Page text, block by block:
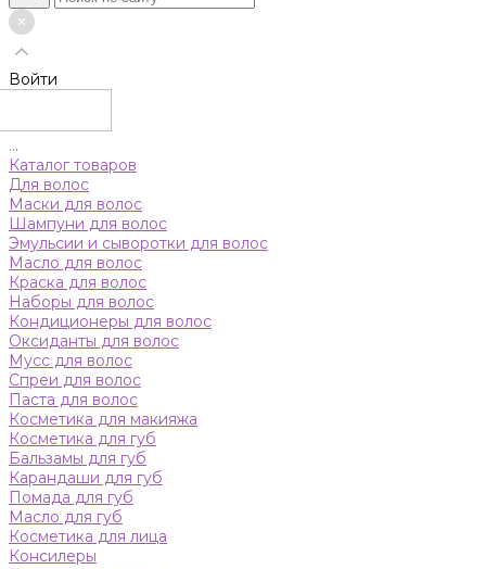
Войти
...
Каталог товаров
Для волос
Маски для волос
Шампуни для волос
Эмульсии и сыворотки для волос
Масло для волос
Краска для волос
Наборы для волос
Кондиционеры для волос
Оксиданты для волос
Мусс для волос
Спреи для волос
Паста для волос
Косметика для макияжа
Косметика для губ
Бальзамы для губ
Карандаши для губ
Помада для губ
Масло для губ
Косметика для лица
Консилеры